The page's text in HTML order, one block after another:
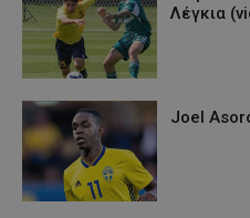
Λέγκια
Joel